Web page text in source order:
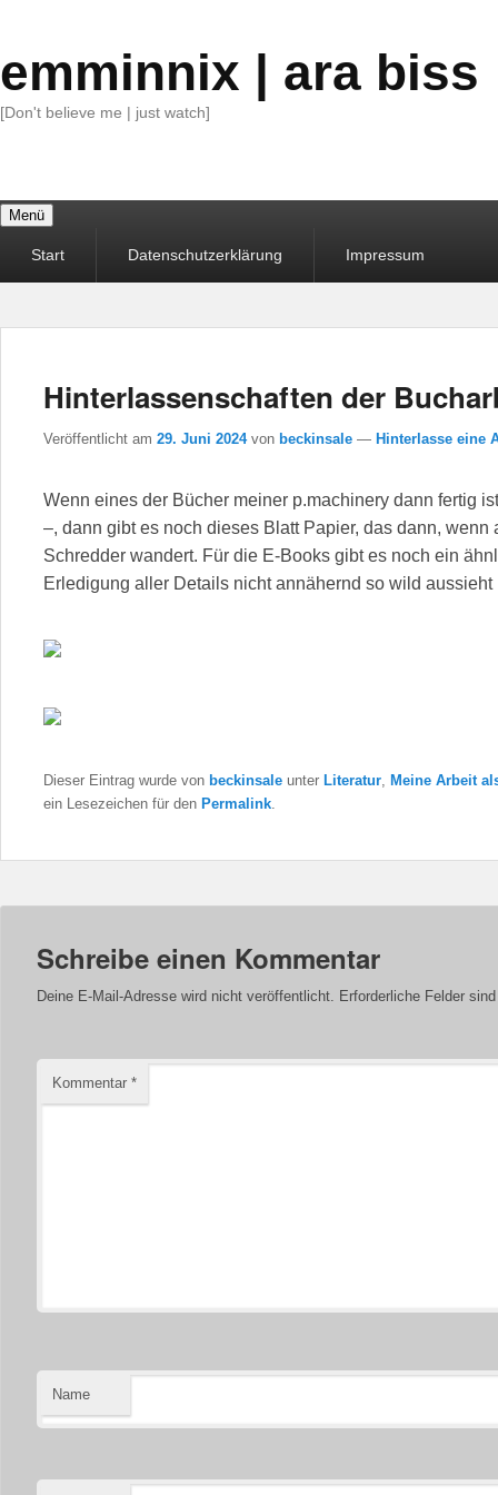
emminnix | ara biss
[Don't believe me | just watch]
Menü
MenüStart Datenschutzerklärung Impressum
Hinterlassenschaften der
Veröffentlicht am 29. Juni 2024 von beckinsale — Hinterlasse eine
Wenn eines der Bücher meiner p.machinery dann fertig
–, dann gibt es noch dieses Blatt Papier, das dann,
Schredder wandert. Für die E-Books gibt es noch ein
Erledigung aller Details nicht annähernd so wild aussieht
Dieser Eintrag wurde von beckinsale unter Literatur, Meine Arbeit
ein Lesezeichen für den Permalink.
Schreibe einen Kommentar
Deine E-Mail-Adresse wird nicht veröffentlicht. Erforderliche Felder
Kommentar *
Name